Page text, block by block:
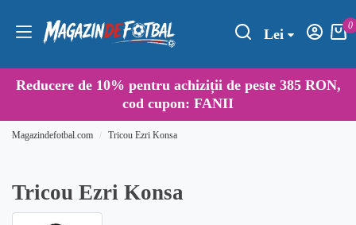
Lei
0
Reducere de 10% pentru achiziții de peste 385 RON,
cod cupon: FANII
Magazindefotbal.com Tricou Ezri Konsa
Tricou Ezri Konsa